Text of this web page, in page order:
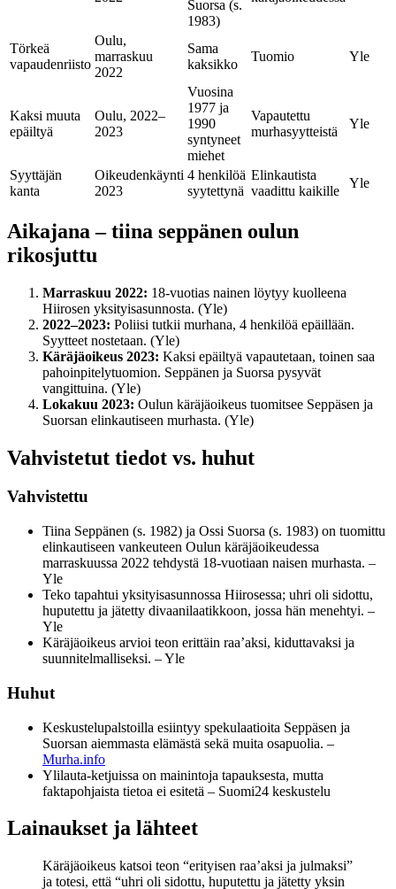
Suorsa (s.
1983)
Törkeä
vapaudenriisto
Oulu,
marraskuu
2022
Sama
kaksikko
Tuomio Yle
Kaksi muuta
epäiltyä
Oulu, 2022–
2023
Vuosina
1977 ja
1990
syntyneet
miehet
Vapautettu
murhasyytteistä
Yle
Syyttäjän
kanta
Oikeudenkäynti
2023
4 henkilöä
syytettynä
Elinkautista
vaadittu kaikille
Yle
Aikajana – tiina seppänen oulun
rikosjuttu
Marraskuu 2022: 18-vuotias nainen löytyy kuolleena
Hiirosen yksityisasunnosta. (Yle)
2022–2023: Poliisi tutkii murhana, 4 henkilöä epäillään.
Syytteet nostetaan. (Yle)
Käräjäoikeus 2023: Kaksi epäiltyä vapautetaan, toinen saa
pahoinpitelytuomion. Seppänen ja Suorsa pysyvät
vangittuina. (Yle)
Lokakuu 2023: Oulun käräjäoikeus tuomitsee Seppäsen ja
Suorsan elinkautiseen murhasta. (Yle)
Vahvistetut tiedot vs. huhut
Vahvistettu
Tiina Seppänen (s. 1982) ja Ossi Suorsa (s. 1983) on tuomittu
elinkautiseen vankeuteen Oulun käräjäoikeudessa
marraskuussa 2022 tehdystä 18-vuotiaan naisen murhasta. –
Yle
Teko tapahtui yksityisasunnossa Hiirosessa; uhri oli sidottu,
huputettu ja jätetty divaanilaatikkoon, jossa hän menehtyi. –
Yle
Käräjäoikeus arvioi teon erittäin raa’aksi, kiduttavaksi ja
suunnitelmalliseksi. – Yle
Huhut
Keskustelupalstoilla esiintyy spekulaatioita Seppäsen ja
Suorsan aiemmasta elämästä sekä muita osapuolia. –
Murha.info
Ylilauta-ketjuissa on mainintoja tapauksesta, mutta
faktapohjaista tietoa ei esitetä – Suomi24 keskustelu
Lainaukset ja lähteet
Käräjäoikeus katsoi teon “erityisen raa’aksi ja julmaksi”
ja totesi, että “uhri oli sidottu, huputettu ja jätetty yksin